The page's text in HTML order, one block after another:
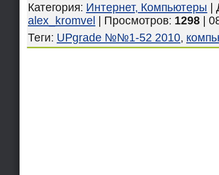
Категория: Интернет, Компьютеры |
alex_kromvel | Просмотров: 1298 |
Теги: UPgrade №№1-52 2010,